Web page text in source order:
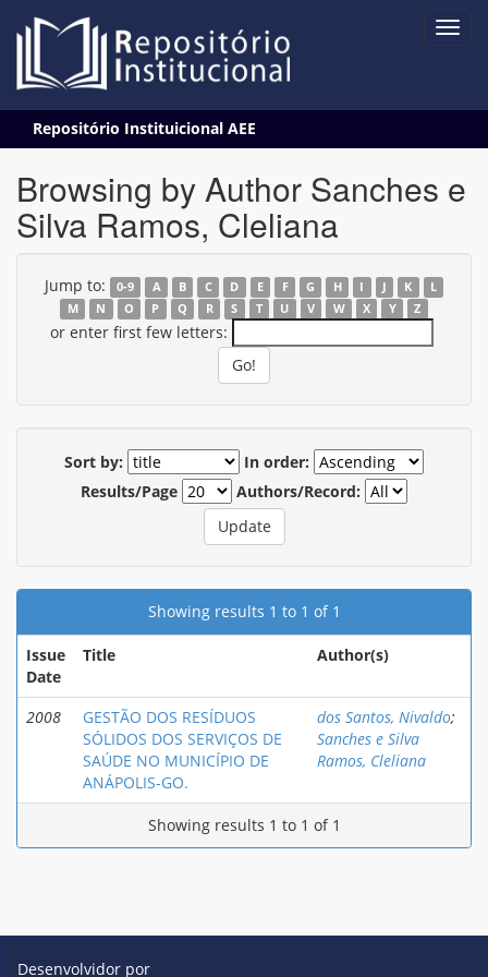
navigation
Repositório Instituicional AEE
Browsing by Author Sanches e
Silva Ramos, Cleliana
Jump to: 0-9 A B C D E F G H I J K
L
M
N O P Q R S T U V W X Y Z
or enter first few letters:
Sort by:
In order:
Results/Page
Authors/Record:
Showing results 1 to 1 of 1
Issue
Date
Title Author(s)
2008
GESTÃO DOS RESÍDUOS
SÓLIDOS DOS SERVIÇOS DE
SAÚDE NO MUNICÍPIO DE
ANÁPOLIS-GO.
dos Santos, Nivaldo;
Sanches e Silva
Ramos, Cleliana
Showing results 1 to 1 of 1
Desenvolvidor por